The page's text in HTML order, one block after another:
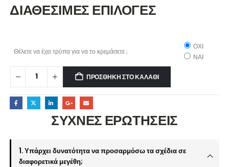
ΔΙΑΘΕΣΙΜΕΣ ΕΠΙΛΟΓΕΣ
Θέλετε να έχει τρύπα για να το κρεμάσετε ;
ΟΧΙ
ΝΑΙ
ΠΡΟΣΘΉΚΗ ΣΤΟ ΚΑΛΆΘΙ
ΣΥΧΝΕΣ ΕΡΩΤΗΣΕΙΣ
1. Υπάρχει δυνατότητα να προσαρμόσω τα σχέδια σε
διαφορετικά μεγέθη;